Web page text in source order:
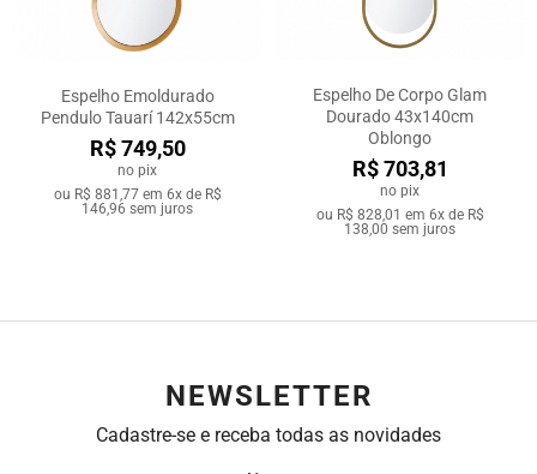
Espelho Emoldurado
Pendulo Tauarí 142x55cm
R$ 749,50
no pix
ou R$ 881,77em 6x de R$
146,96 sem juros
Espelho De Corpo Glam
Dourado 43x140cm
Oblongo
R$ 703,81
no pix
ou R$ 828,01 em 6x de R$
138,00 sem juros
NEWSLETTER
Cadastre-se e receba todas as novidades